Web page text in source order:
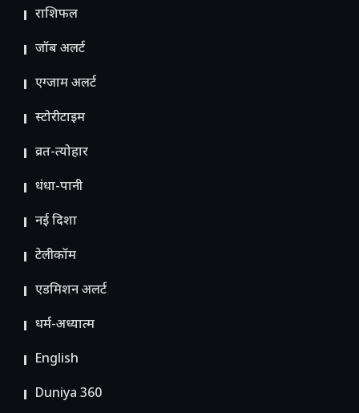
राशिफल
जॉब अलर्ट
एग्जाम अलर्ट
स्टोरीटाइम
व्रत-त्योहार
धंधा-पानी
नई दिशा
टेलीकॉम
ए​डमिशन अलर्ट
धर्म-अध्यात्म
English
Duniya 360